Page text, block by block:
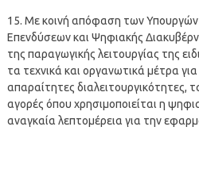
15. Με κοινή απόφαση των Υπουργών
Επενδύσεων και Ψηφιακής
της παραγωγικής λειτουργίας της
τα τεχνικά και οργανωτικά μέτρα για
απαραίτητες διαλειτουργικότητες,
αγορές όπου χρησιμοποιείται η
αναγκαία λεπτομέρεια για την